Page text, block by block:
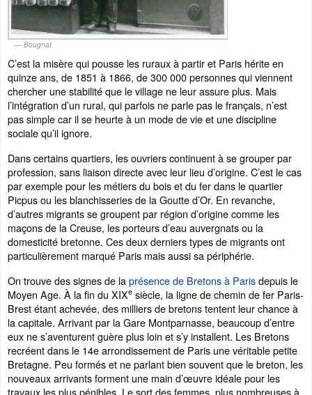
Bougnat
C’est la misère qui pousse les ruraux à partir et Paris hérite en
quinze ans, de 1851 à 1866, de 300 000 personnes qui viennent
chercher une stabilité que le village ne leur assure plus. Mais
l’intégration d’un rural, qui parfois ne parle pas le français, n’est
pas simple car il se heurte à un mode de vie et une discipline
sociale qu’il ignore.
Dans certains quartiers, les ouvriers continuent à se grouper par
profession, sans liaison directe avec leur lieu d’origine. C’est le cas
par exemple pour les métiers du bois et du fer dans le quartier
Picpus ou les blanchisseries de la Goutte d’Or. En revanche,
d’autres migrants se groupent par région d’origine comme les
maçons de la Creuse, les porteurs d’eau auvergnats ou la
domesticité bretonne. Ces deux derniers types de migrants ont
particulièrement marqué Paris mais aussi sa périphérie.
On trouve des signes de laprésence de Bretons à Parisdepuis le
Moyen Age. À la fin du XIXe siècle, la ligne de chemin de fer Paris-
Brest étant achevée, des milliers de bretons tentent leur chance à
la capitale. Arrivant par la Gare Montparnasse, beaucoup d’entre
eux ne s’aventurent guère plus loin et s’y installent. Les Bretons
recréent dans le 14e arrondissement de Paris une véritable petite
Bretagne. Peu formés et ne parlant bien souvent que le breton, les
nouveaux arrivants forment une main d’œuvre idéale pour les
travaux les plus pénibles. Le sort des femmes, plus nombreuses à